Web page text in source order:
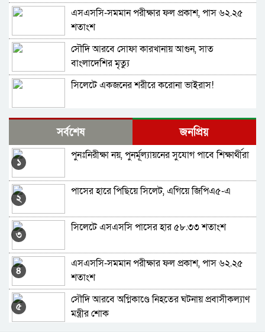
এসএসসি-সমমান পরীক্ষার ফল প্রকাশ, পাস ৬২.২৫
শতাংশ
সৌদি আরবে সোফা কারখানায় আগুন, সাত
বাংলাদেশির মৃত্যু
সিলেটে একজনের শরীরে করোনা ভাইরাস!
দক্ষিণ সুরমায় নান্টু-সুস্মিতা রানীসহ গ্রেফতার ৩
সিলেটে বিদ্যুৎস্পৃষ্ট হয়ে সিসিক কর্মীর মৃ/ত্যু
হরিপুরে বাস চাপায় প্রাণ গেল বৃদ্ধের, জনতার সড়ক
মাধবপুরে লরি-ট্রাক ও অটোরিকশার ত্রিমুখী সংঘর্ষে
জৈন্তাপুরে ডিবির হাওরে দু’পক্ষের সংঘর্ষে আহত ৮
সিলেটে হামে ৩ জনের মৃত্যু
সর্বশেষ জনপ্রিয়
১
পুনঃনিরীক্ষা নয়, পুনর্মূল্যায়নের সুযোগ পাবে শিক্ষার্থীরা
২
পাসের হারে পিছিয়ে সিলেট, এগিয়ে জিপিএ৫-এ
৩
সিলেটে এসএসসি পাসের হার ৫৮.৩৩ শতাংশ
৪
এসএসসি-সমমান পরীক্ষার ফল প্রকাশ, পাস ৬২.২৫
শতাংশ
৫
সৌদি আরবে অগ্নিকাণ্ডে নিহতের ঘটনায় প্রবাসীকল্যাণ
মন্ত্রীর শোক